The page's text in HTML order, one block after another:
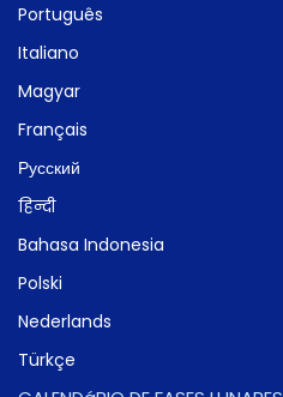
Português
Italiano
Magyar
Français
Русский
हिन्दी
Bahasa Indonesia
Polski
Nederlands
Türkçe